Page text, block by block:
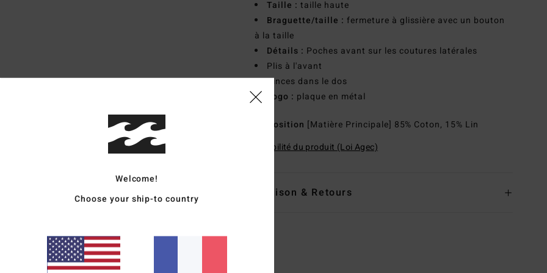
Taille : taille haute
Braguette/taille : fermeture à glissière avec un bouton
à la taille
Détails : Poches avant sur les coutures latérales
Plis à l'avant
Pinces dans le dos
Logo : plaque en métal
Composition [Matière Principale] 85% Coton, 15% Lin
Traçabilité du produit (Loi Agec)
Livraison & Retours
Welcome!
Choose your ship-to country